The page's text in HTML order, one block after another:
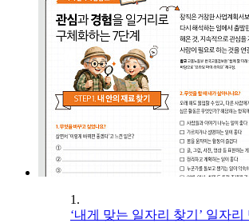
1.
‘내게 맞는 일자리 찾기’ 일자리